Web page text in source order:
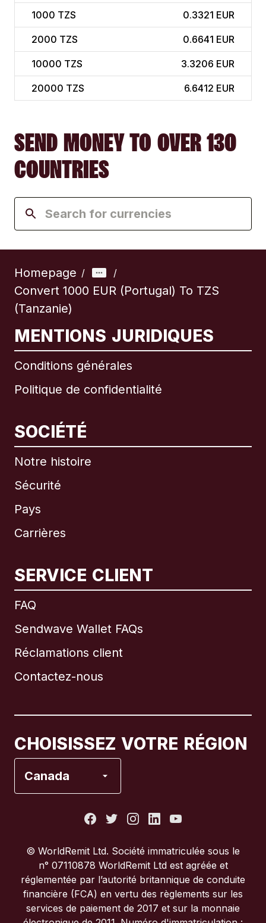
1000 TZS 0.3321 EUR
2000 TZS 0.6641 EUR
10000 TZS 3.3206 EUR
20000 TZS 6.6412 EUR
SEND MONEY TO OVER 130
COUNTRIES
Homepage / /
Convert 1000 EUR (Portugal) To TZS
(Tanzanie)
MENTIONS JURIDIQUES
Conditions générales
Politique de confidentialité
SOCIÉTÉ
Notre histoire
Sécurité
Pays
Carrières
SERVICE CLIENT
FAQ
Sendwave Wallet FAQs
Réclamations client
Contactez-nous
CHOISISSEZ VOTRE RÉGION
Canada
International English
Brésil
Italie
Portugal
© WorldRemit Ltd. Société immatriculée sous le
n° 07110878 WorldRemit Ltd est agréée et
réglementée par l’autorité britannique de conduite
financière (FCA) en vertu des règlements sur les
services de paiement de 2017 et sur la monnaie